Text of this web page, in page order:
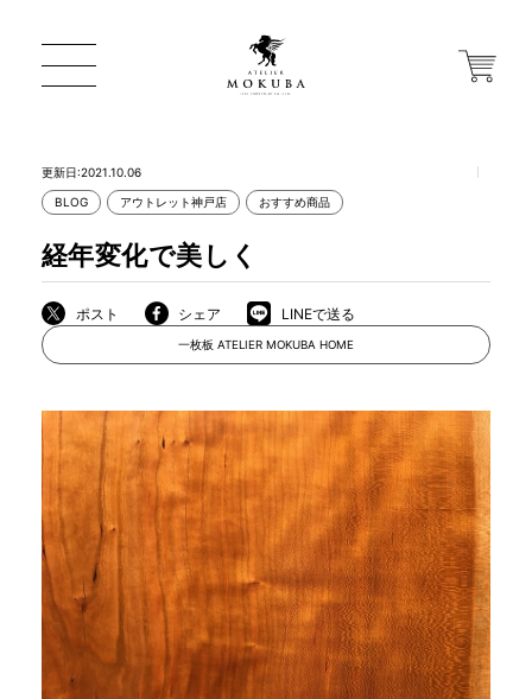
店舗から探す
MOKUBA について
商品情報
直営店
更新日:2021.10.06
BLOG アウトレット神戸店 おすすめ商品
経年変化で美しく
ポスト シェア LINEで送る
一枚板 ATELIER MOKUBA HOME